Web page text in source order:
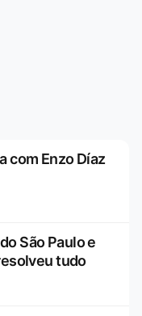
com Enzo Díaz
São Paulo e
tudo